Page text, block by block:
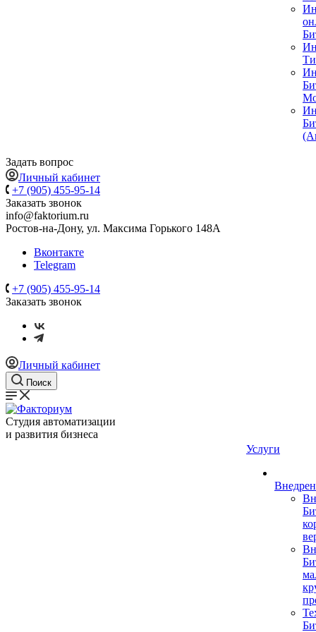
Задать вопрос
Личный кабинет
+7 (905) 455-95-14
Заказать звонок
info@faktorium.ru
Ростов-на-Дону, ул. Максима Горького 148А
Вконтакте
Telegram
+7 (905) 455-95-14
Заказать звонок
Личный кабинет
Поиск
Студия автоматизации
и развития бизнеса
Услуги